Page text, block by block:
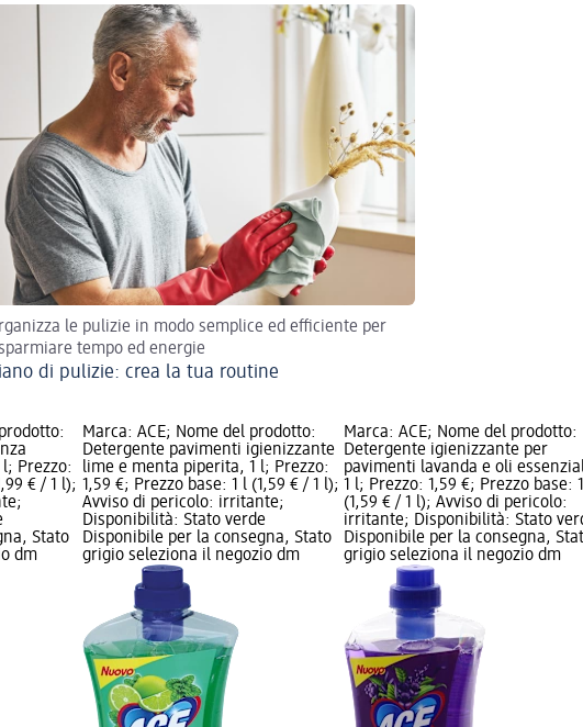
le pulizie in modo semplice ed efficiente per
tempo ed energie
di pulizie: crea la tua routine
Prezzo:
€ / 1 l);
Stato
dm
Marca: ACE; Nome del prodotto:
Detergente pavimenti igienizzante
lime e menta piperita, 1 l; Prezzo:
1,59 €; Prezzo base: 1 l (1,59 € / 1 l);
Avviso di pericolo: irritante;
Disponibilità: Stato verde
Disponibile per la consegna, Stato
grigio seleziona il negozio dm
Marca: ACE; Nome del prodotto:
Detergente igienizzante per
pavimenti lavanda e oli
1 l; Prezzo: 1,59 €; Prezzo base:
(1,59 € / 1 l); Avviso di pericolo:
irritante; Disponibilità: Stato
Disponibile per la consegna,
grigio seleziona il negozio dm